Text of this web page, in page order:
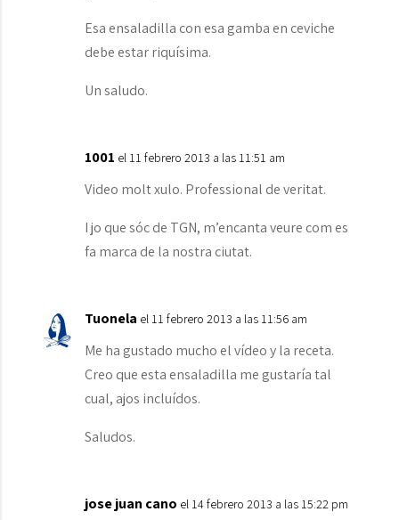
Esa ensaladilla con esa gamba en ceviche
debe estar riquísima.
Un saludo.
1001 el 11 febrero 2013 a las 11:51 am
Video molt xulo. Professional de veritat.
I jo que sóc de TGN, m’encanta veure com es
fa marca de la nostra ciutat.
Tuonela el 11 febrero 2013 a las 11:56 am
Me ha gustado mucho el vídeo y la receta.
Creo que esta ensaladilla me gustaría tal
cual, ajos incluídos.
Saludos.
jose juan cano el 14 febrero 2013 a las 15:22 pm